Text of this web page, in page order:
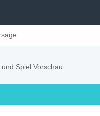
Spiel Vorschau